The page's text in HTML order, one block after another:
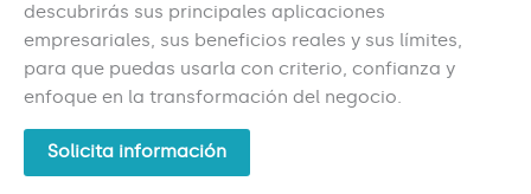
descubrirás sus principales aplicaciones
empresariales, sus beneficios reales y sus límites,
para que puedas usarla con criterio, confianza y
enfoque en la transformación del negocio.
Solicita información